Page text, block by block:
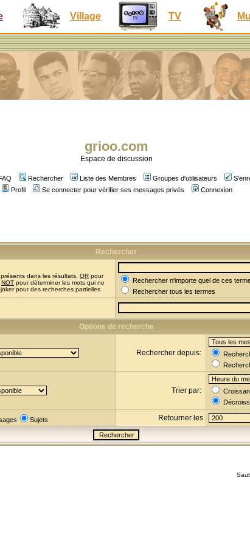
Village TV
grioo.com
Espace de discussion
Rechercher Liste des Membres Groupes d'utilisateurs
Profil
Se connecter pour vérifier ses messages privés Connexion
Rechercher
dans les résultats, OR pour
NOT pour déterminer les mots qui ne
pour des recherches partielles
Rechercher n'importe quel de ces
Rechercher tous les termes
Options de recherche
Rechercher depuis:
Trier par:
Sujets Retourner les